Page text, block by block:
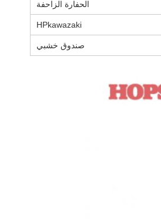
الحفارة الزاحفة
HPkawazaki
صندوق خشبي